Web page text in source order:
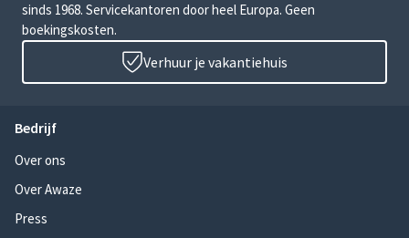
sinds 1968. Servicekantoren door heel Europa. Geen
boekingskosten.
Verhuur je vakantiehuis
Bedrijf
Over ons
Over Awaze
Press